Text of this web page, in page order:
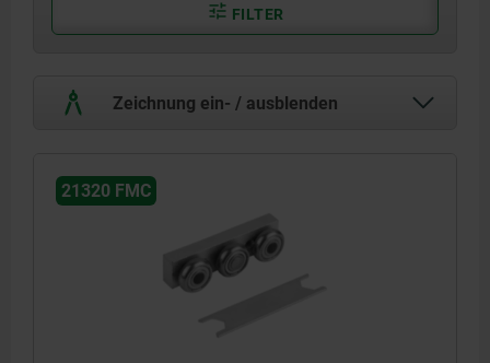
FILTER
Zeichnung ein- / ausblenden
21320 FMC